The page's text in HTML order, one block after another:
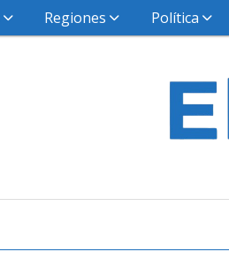
Regiones Política